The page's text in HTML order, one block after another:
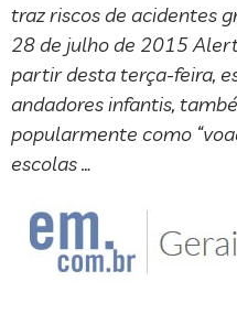
traz riscos de acidentes
28 de julho de 2015
partir desta terça-feira,
andadores infantis,
popularmente como
escolas …